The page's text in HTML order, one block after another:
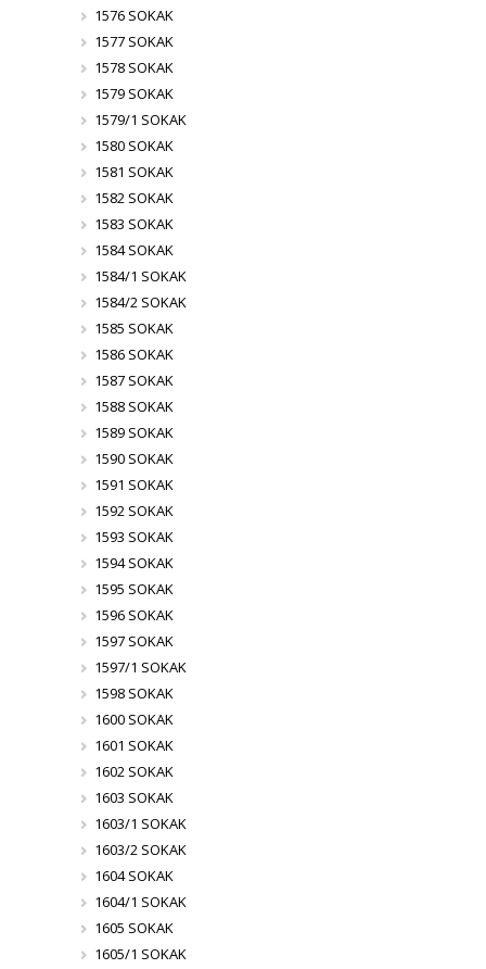
1576 SOKAK
1577 SOKAK
1578 SOKAK
1579 SOKAK
1579/1 SOKAK
1580 SOKAK
1581 SOKAK
1582 SOKAK
1583 SOKAK
1584 SOKAK
1584/1 SOKAK
1584/2 SOKAK
1585 SOKAK
1586 SOKAK
1587 SOKAK
1588 SOKAK
1589 SOKAK
1590 SOKAK
1591 SOKAK
1592 SOKAK
1593 SOKAK
1594 SOKAK
1595 SOKAK
1596 SOKAK
1597 SOKAK
1597/1 SOKAK
1598 SOKAK
1600 SOKAK
1601 SOKAK
1602 SOKAK
1603 SOKAK
1603/1 SOKAK
1603/2 SOKAK
1604 SOKAK
1604/1 SOKAK
1605 SOKAK
1605/1 SOKAK